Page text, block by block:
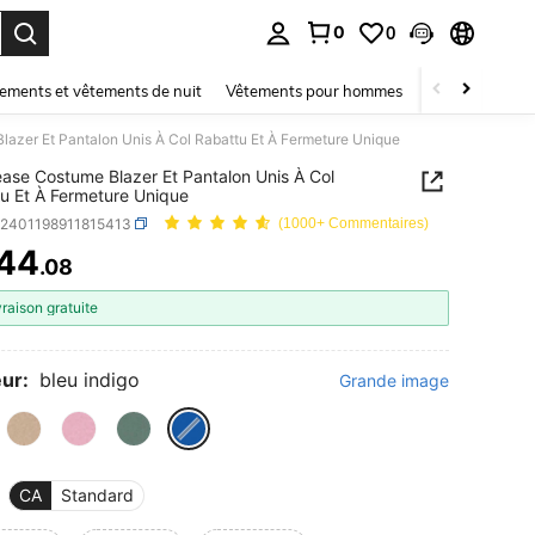
0 0
et vêtements de nuit Vêtements pour hommes Enfants
Et Pantalon Unis À Col Rabattu Et À Fermeture Unique
Costume Blazer Et Pantalon Unis À Col
Et À Fermeture Unique
(1000+ Commentaires)
AND AVAILABILITY
.08
gratuite
bleu indigo Grande image
CA Standard